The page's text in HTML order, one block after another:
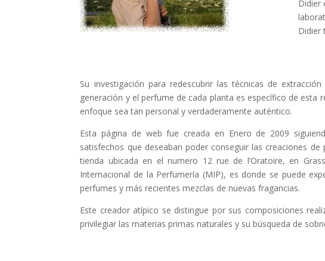
Didier
Didier
Su investigación para redescubrir las técnicas de
generación y el perfume de cada planta es específico de esta
enfoque sea tan personal y verdaderamente auténtico.
Esta página de web fue creada en Enero de 2009
satisfechos que deseaban poder conseguir las creaciones
tienda ubicada en el numero 12 rue de l’Oratoire, en
Internacional de la Perfumería (MIP), es donde se puede
perfumes y más recientes mezclas de nuevas fragancias.
Este creador atípico se distingue por sus composiciones
privilegiar las materias primas naturales y su búsqueda de